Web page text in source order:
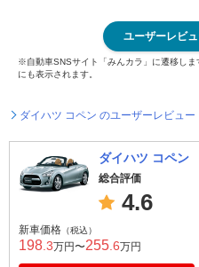
ユーザーレビ
※自動車SNSサイト「みんカラ」に遷移し
にも表示されます。
ダイハツ コペン のユーザーレビュ
ダイハツ コペン
総合評価
4.6
新車価格 （税込）
198 .3万円〜255 .6万円